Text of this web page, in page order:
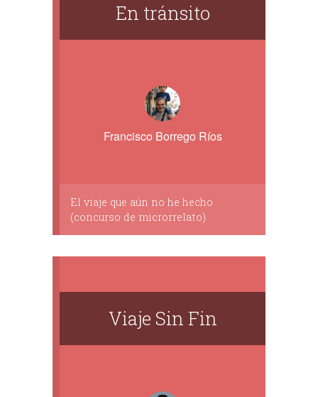
En tránsito
Francisco Borrego Ríos
El viaje que aún no he hecho
(concurso de microrrelato)
Viaje Sin Fin